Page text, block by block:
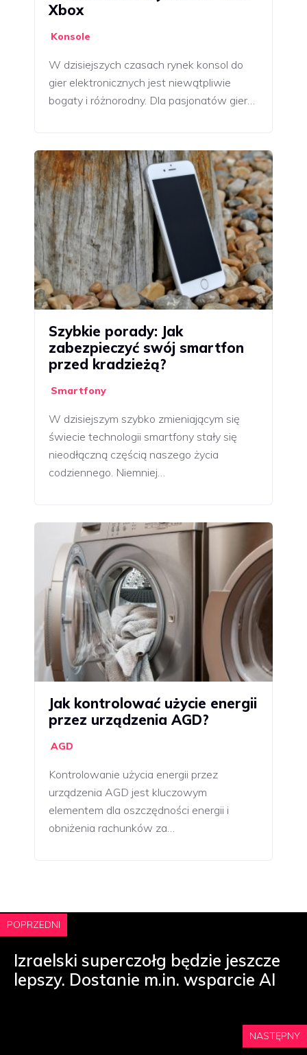
Xbox
Konsole
W dzisiejszych czasach rynek konsol do
gier elektronicznych jest niewątpliwie
bogaty i różnorodny. Dla pasjonatów gier…
Szybkie porady: Jak
zabezpieczyć swój smartfon
przed kradzieżą?
Smartfony
W dzisiejszym szybko zmieniającym się
świecie technologii smartfony stały się
nieodłączną częścią naszego życia
codziennego. Niemniej…
Jak kontrolować użycie energii
przez urządzenia AGD?
AGD
Kontrolowanie użycia energii przez
urządzenia AGD jest kluczowym
elementem dla oszczędności energii i
obniżenia rachunków za…
POPRZEDNI
Izraelski superczołg będzie jeszcze
lepszy. Dostanie m.in. wsparcie AI
NASTĘPNY